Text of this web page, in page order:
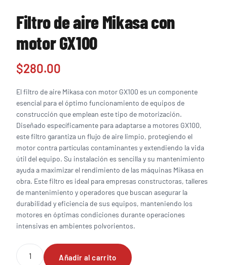
Filtro de aire Mikasa con
motor GX100
$280.00
El filtro de aire Mikasa con motor GX100 es un componente
esencial para el óptimo funcionamiento de equipos de
construcción que emplean este tipo de motorización.
Diseñado específicamente para adaptarse a motores GX100,
este filtro garantiza un flujo de aire limpio, protegiendo el
motor contra partículas contaminantes y extendiendo la vida
útil del equipo. Su instalación es sencilla y su mantenimiento
ayuda a maximizar el rendimiento de las máquinas Mikasa en
obra. Este filtro es ideal para empresas constructoras, talleres
de mantenimiento y operadores que buscan asegurar la
durabilidad y eficiencia de sus equipos, manteniendo los
motores en óptimas condiciones durante operaciones
intensivas en ambientes polvorientos.
Filtro
de
Añadir al carrito